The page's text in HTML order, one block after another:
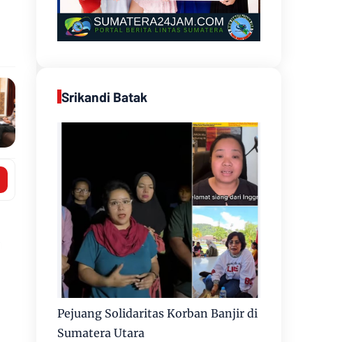
Srikandi Batak
Pejuang Solidaritas Korban Banjir di
Sumatera Utara